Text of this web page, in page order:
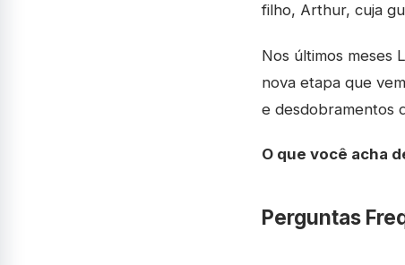
filho, Arthur, cuja
Nos últimos meses
nova etapa que
e desdobramentos
O que você acha
Perguntas